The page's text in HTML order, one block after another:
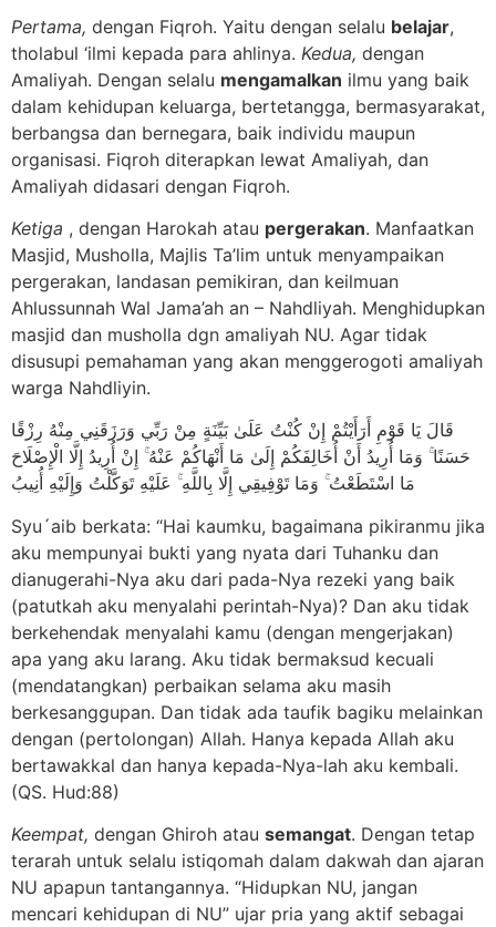
Pertama, dengan Fiqroh. Yaitu dengan selalu belajar,
tholabul ‘ilmi kepada para ahlinya. Kedua, dengan
Amaliyah. Dengan selalu mengamalkan ilmu yang baik
dalam kehidupan keluarga, bertetangga, bermasyarakat,
berbangsa dan bernegara, baik individu maupun
organisasi. Fiqroh diterapkan lewat Amaliyah, dan
Amaliyah didasari dengan Fiqroh.
Ketiga , dengan Harokah atau pergerakan. Manfaatkan
Masjid, Musholla, Majlis Ta’lim untuk menyampaikan
pergerakan, landasan pemikiran, dan keilmuan
Ahlussunnah Wal Jama’ah an – Nahdliyah. Menghidupkan
masjid dan musholla dgn amaliyah NU. Agar tidak
disusupi pemahaman yang akan menggerogoti amaliyah
warga Nahdliyin.
قَالَ يَا قَوْمِ أَرَأَيْتُمْ إِنْ كُنْتُ عَلَىٰ بَيِّنَةٍ مِنْ رَبِّي وَرَزَقَنِي مِنْهُ رِزْقًا
حَسَنًا ۚ وَمَا أُرِيدُ أَنْ أُخَالِفَكُمْ إِلَىٰ مَا أَنْهَاكُمْ عَنْهُ ۚ إِنْ أُرِيدُ إِلَّا الْإِصْلَاحَ
مَا اسْتَطَعْتُ ۚ وَمَا تَوْفِيقِي إِلَّا بِاللَّهِ ۚ عَلَيْهِ تَوَكَّلْتُ وَإِلَيْهِ أُنِيبُ
Syu´aib berkata: “Hai kaumku, bagaimana pikiranmu jika
aku mempunyai bukti yang nyata dari Tuhanku dan
dianugerahi-Nya aku dari pada-Nya rezeki yang baik
(patutkah aku menyalahi perintah-Nya)? Dan aku tidak
berkehendak menyalahi kamu (dengan mengerjakan)
apa yang aku larang. Aku tidak bermaksud kecuali
(mendatangkan) perbaikan selama aku masih
berkesanggupan. Dan tidak ada taufik bagiku melainkan
dengan (pertolongan) Allah. Hanya kepada Allah aku
bertawakkal dan hanya kepada-Nya-lah aku kembali.
(QS. Hud:88)
Keempat, dengan Ghiroh atau semangat. Dengan tetap
terarah untuk selalu istiqomah dalam dakwah dan ajaran
NU apapun tantangannya. “Hidupkan NU, jangan
mencari kehidupan di NU” ujar pria yang aktif sebagai